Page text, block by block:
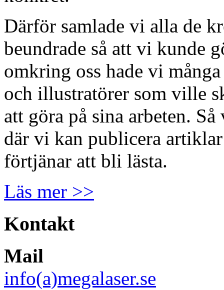
Därför samlade vi alla de
beundrade så att vi kunde
omkring oss hade vi
och illustratörer som ville
att göra på sina arbeten.
där vi kan publicera
förtjänar att bli lästa.
Läs mer >>
Kontakt
Mail
info(a)megalaser.se